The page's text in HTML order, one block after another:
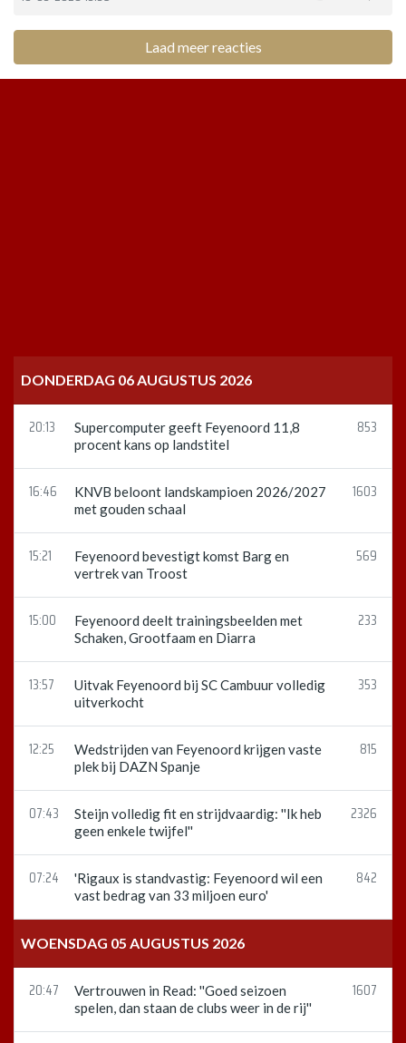
Laad meer reacties
DONDERDAG 06 AUGUSTUS 2026
20:13
Supercomputer geeft Feyenoord 11,8
procent kans op landstitel
853
16:46
KNVB beloont landskampioen 2026/2027
met gouden schaal
1603
15:21
Feyenoord bevestigt komst Barg en
vertrek van Troost
569
15:00
Feyenoord deelt trainingsbeelden met
Schaken, Grootfaam en Diarra
233
13:57
Uitvak Feyenoord bij SC Cambuur volledig
uitverkocht
353
12:25
Wedstrijden van Feyenoord krijgen vaste
plek bij DAZN Spanje
815
07:43
Steijn volledig fit en strijdvaardig: ''Ik heb
geen enkele twijfel''
2326
07:24
'Rigaux is standvastig: Feyenoord wil een
vast bedrag van 33 miljoen euro'
842
WOENSDAG 05 AUGUSTUS 2026
20:47
Vertrouwen in Read: ''Goed seizoen
spelen, dan staan de clubs weer in de rij''
1607